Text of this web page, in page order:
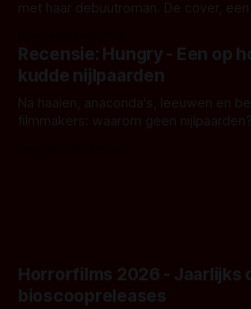
met haar debuutroman. De cover, een
achtergrond, belooft iets kleurrijks
iets ongrijpbaars. En dat maakt De
waar.
Recensie: Hungry - Een op
kudde nijlpaarden
Na haaien, anaconda's, leeuwen en
filmmakers: waarom geen
Horrorfilms 2026 - Jaarlijks
bioscoopreleases